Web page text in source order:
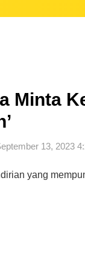
Minta
13, 2023
yang